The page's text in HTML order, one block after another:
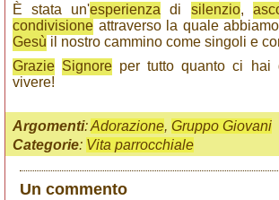
È stata un'esperienza di silenzio,
condivisione attraverso la quale
Gesù il nostro cammino come singoli e
Grazie Signore per tutto quanto ci
vivere!
Argomenti:Adorazione, Gruppo Giovani
Categorie: Vita parrocchiale
Un commento